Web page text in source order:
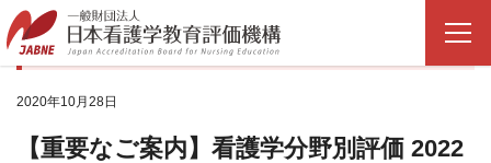
NEWS
2020年10月28日
【重要なご案内】看護学分野別評価 2022